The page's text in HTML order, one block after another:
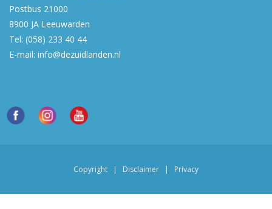
Postbus 21000
8900 JA Leeuwarden
Tel: (058) 233 40 44
E-mail: info@dezuidlanden.nl
Copyright | Disclaimer | Privacy